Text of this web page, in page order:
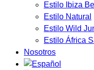
Estilo Ibiza
Estilo Natural
Estilo Wild
Estilo África
Nosotros